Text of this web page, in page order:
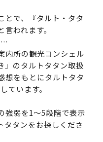
で、『タルト・タタ
われます。
…
内所の観光コンシェル
」のタルトタタン取扱
想をもとにタルトタタ
ています。
強弱を1～5段階で表示
タタンをお探しくださ